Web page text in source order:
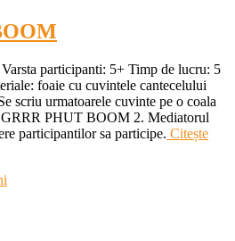
participanti: 5+ Timp de lucru: 5
foaie cu cuvintele cantecelului
scriu urmatoarele cuvinte pe o coala
PHUT BOOM 2. Mediatorul
participantilor sa participe. Citește